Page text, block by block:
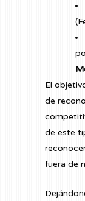
El
de
de este
fuera de